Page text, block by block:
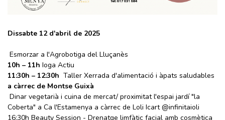
Dissabte 12 d'abril de 2025
Esmorzar a l'Agrobotiga del Lluçanès
10h – 11h Ioga Actiu
11:30h – 12:30h Taller Xerrada d'alimentació i àpats saludables
a càrrec de Montse Guixà
Dinar vegetarià i cuina de mercat/ proximitat l'espai jardí "la
Coberta" a Ca l'Estamenya a càrrec de Loli Icart @infinitaioli
16:30h Beauty Session - Drenatge limfàtic facial amb cosmètica